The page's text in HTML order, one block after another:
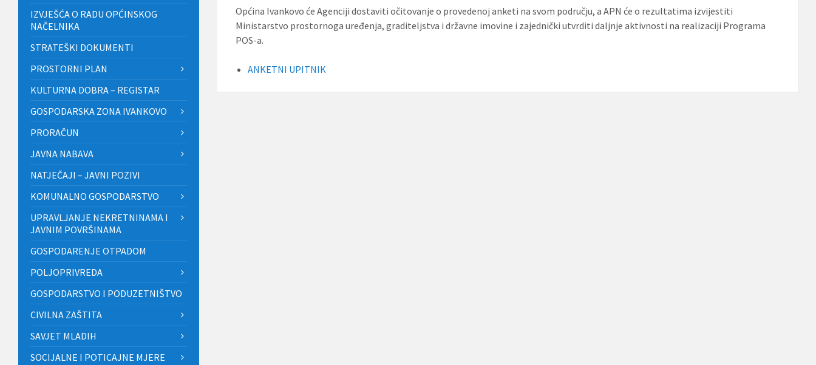
Općina Ivankovo će Agenciji dostaviti očitovanje o provedenoj anketi na svom području, a APN će o rezultatima izvijestiti
Ministarstvo prostornoga uređenja, graditeljstva i državne imovine i zajednički utvrditi daljnje aktivnosti na realizaciji Programa
POS-a.
ANKETNI UPITNIK
IZVJEŠĆA O RADU OPĆINSKOG
NAČELNIKA
STRATEŠKI DOKUMENTI
PROSTORNI PLAN
KULTURNA DOBRA – REGISTAR
GOSPODARSKA ZONA IVANKOVO
PRORAČUN
JAVNA NABAVA
NATJEČAJI – JAVNI POZIVI
KOMUNALNO GOSPODARSTVO
UPRAVLJANJE NEKRETNINAMA I
JAVNIM POVRŠINAMA
GOSPODARENJE OTPADOM
POLJOPRIVREDA
GOSPODARSTVO I PODUZETNIŠTVO
CIVILNA ZAŠTITA
SAVJET MLADIH
SOCIJALNE I POTICAJNE MJERE